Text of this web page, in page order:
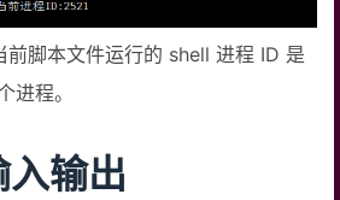
前脚本文件运行的 shell 进程 ID 是
进程。
输出